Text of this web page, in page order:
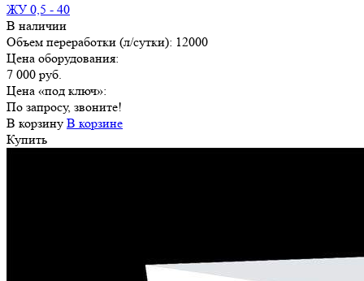
ЖУ 0,5 - 40
В наличии
Объем переработки (л/сутки): 12000
Цена оборудования:
7 000 руб.
Цена «под ключ»:
По запросу, звоните!
В корзину В корзине
Купить